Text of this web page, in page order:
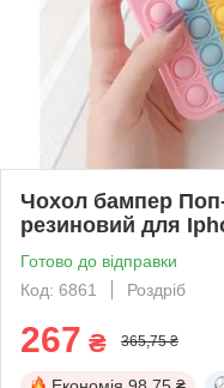
Чохол бампер
резиновий для
Готово до відправки
Код: 6861
Роздріб
267 ₴ 365,75 ₴